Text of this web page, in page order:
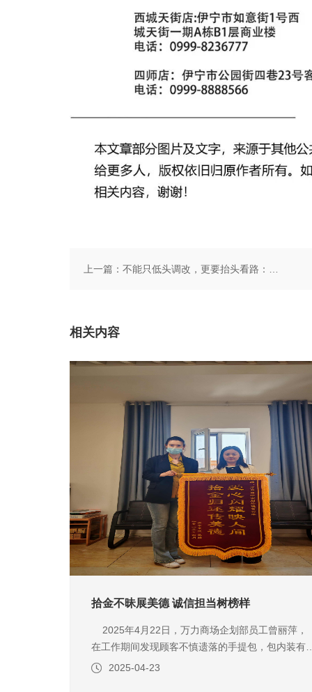
上一篇： 不能只低头调改，更要抬头看路：为行业赋能，我们一直在路上（转自龙商网超市周刊第2487篇原创）
相关内容
拾金不昧展美德 诚信担当树榜样
2025年4月22日，万力商场企划部员工曾丽萍，
在工作期间发现顾客不慎遗落的手提包，包内装有
值7万元的珠宝首饰及重要证件。面对贵重物品，李
2025-04-23